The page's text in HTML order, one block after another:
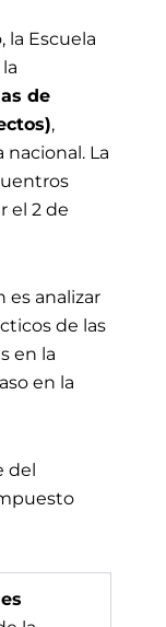
la Escuela
de
,
. La
el 2 de
es analizar
de las
en la
en la
del